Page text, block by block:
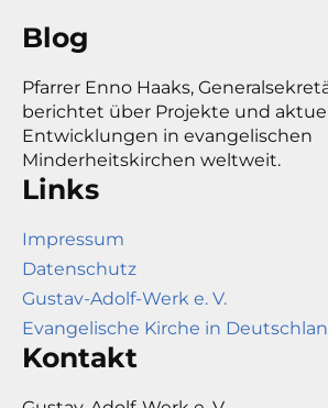
Blog
Pfarrer Enno Haaks,
berichtet über Projekte und
Entwicklungen in evangelischen
Minderheitskirchen weltweit.
Links
Impressum
Datenschutz
Gustav-Adolf-Werk e. V.
Evangelische Kirche in
Kontakt